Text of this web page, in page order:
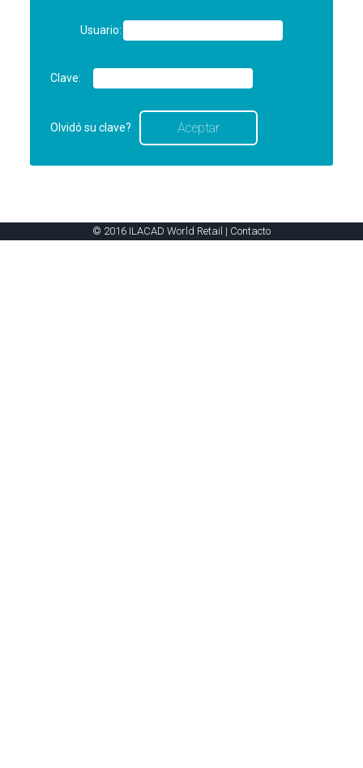
Usuario:
Clave:
Olvidó su clave?
© 2016 ILACAD World Retail | Contacto